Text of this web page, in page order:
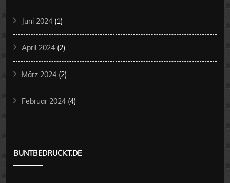
Juni 2024 (1)
April 2024 (2)
März 2024 (2)
Februar 2024 (4)
BUNTBEDRUCKT.DE